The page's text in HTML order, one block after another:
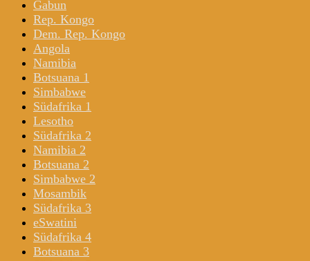
Gabun
Rep. Kongo
Dem. Rep. Kongo
Angola
Namibia
Botsuana 1
Simbabwe
Südafrika 1
Lesotho
Südafrika 2
Namibia 2
Botsuana 2
Simbabwe 2
Mosambik
Südafrika 3
eSwatini
Südafrika 4
Botsuana 3